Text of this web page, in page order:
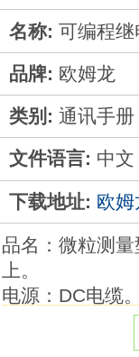
名称: 可编程继
品牌: 欧姆龙
类别: 通讯手册
文件语言: 中文
下载地址: 欧
品名：微粒测
上。
电源：DC电缆。
常时监视影响
适宜常时测量